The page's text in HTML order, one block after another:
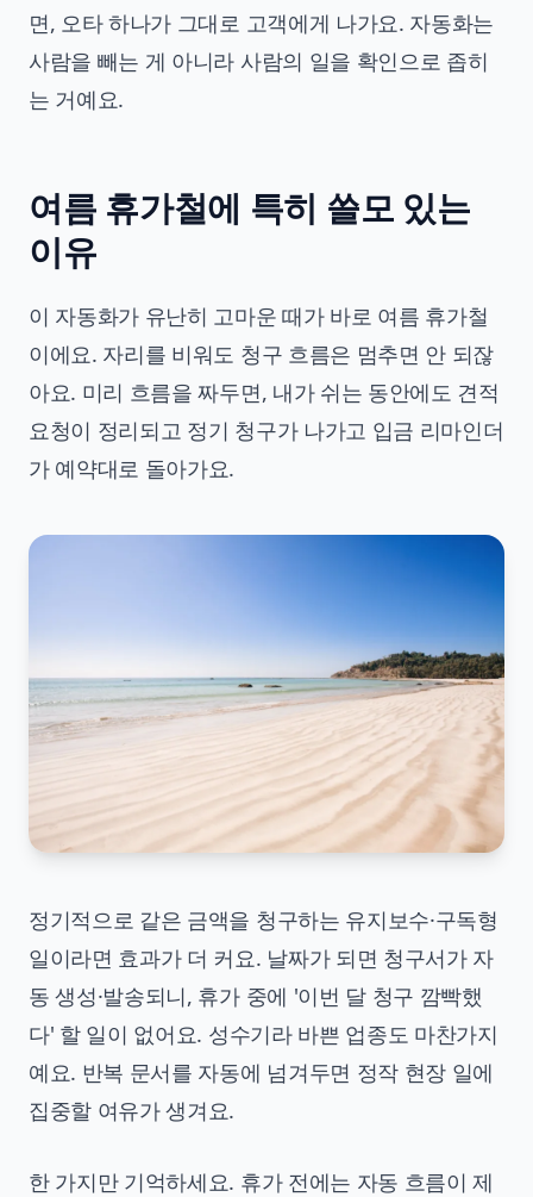
면, 오타 하나가 그대로 고객에게 나가요. 자동화는
사람을 빼는 게 아니라 사람의 일을 확인으로 좁히
는 거예요.
여름 휴가철에 특히 쓸모 있는
이유
이 자동화가 유난히 고마운 때가 바로 여름 휴가철
이에요. 자리를 비워도 청구 흐름은 멈추면 안 되잖
아요. 미리 흐름을 짜두면, 내가 쉬는 동안에도 견적
요청이 정리되고 정기 청구가 나가고 입금 리마인더
가 예약대로 돌아가요.
정기적으로 같은 금액을 청구하는 유지보수·구독형
일이라면 효과가 더 커요. 날짜가 되면 청구서가 자
동 생성·발송되니, 휴가 중에 '이번 달 청구 깜빡했
다' 할 일이 없어요. 성수기라 바쁜 업종도 마찬가지
예요. 반복 문서를 자동에 넘겨두면 정작 현장 일에
집중할 여유가 생겨요.
한 가지만 기억하세요. 휴가 전에는 자동 흐름이 제